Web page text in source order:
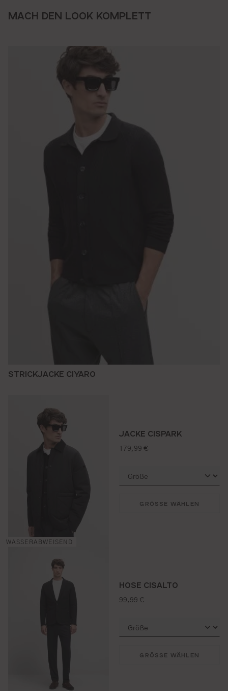
MACH DEN LOOK KOMPLETT
STRICKJACKE CIYARO
WASSERABWEISEND
JACKE CISPARK
regulärer preis:
179,99 €
GRÖSSE WÄHLEN
HOSE CISALTO
regulärer preis:
99,99 €
GRÖSSE WÄHLEN